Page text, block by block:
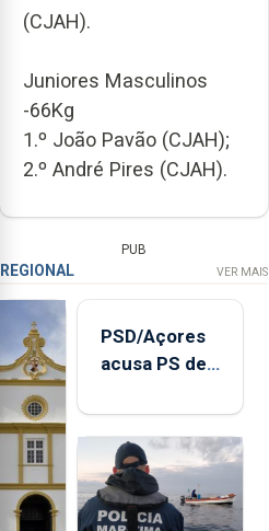
(CJAH).
Juniores Masculinos
-66Kg
1.º João Pavão (CJAH);
2.º André Pires (CJAH).
PUB
REGIONAL VER MAIS
PSD/Açores
acusa PS de
contraditória"
sobre
evolução
turística